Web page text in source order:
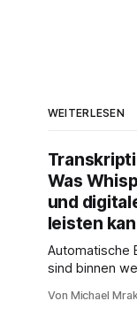
WEITERLESEN
Was
und
leisten
Automatische
sind binnen
Bot sitzt im
Von Michael